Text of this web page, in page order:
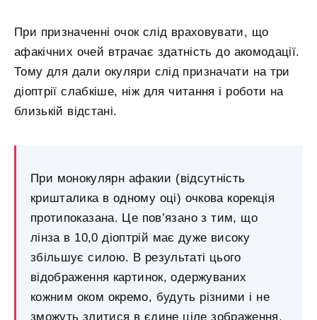
При призначенні очок слід враховувати, що
афакічних очей втрачає здатність до акомодації.
Тому для дали окуляри слід призначати на три
діоптрії слабкіше, ніж для читання і роботи на
близькій відстані.
При монокулярн афакии (відсутність
кришталика в одному оці) очкова корекція
протипоказана. Це пов’язано з тим, що
лінза в 10,0 діоптрій має дуже високу
збільшує силою. В результаті цього
відображення картинок, одержуваних
кожним оком окремо, будуть різними і не
зможуть злитися в єдине ціле зображення.